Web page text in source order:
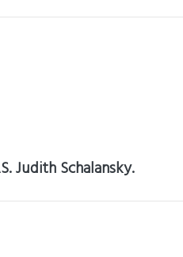
Judith Schalansky.